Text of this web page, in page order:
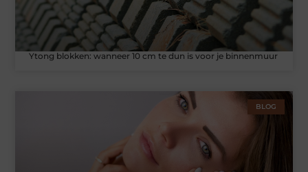
Ytong blokken: wanneer 10 cm te dun is voor je binnenmuur
BLOG